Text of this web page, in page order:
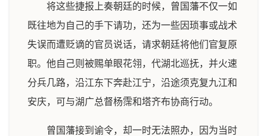
将这些捷报上奏朝廷的时候，曾国藩不仅一如
既往地为自己的手下请功，还为一些因琐事或战术
失误而遭贬谪的官员说话，请求朝廷将他们官复原
职。他自己则被赐单眼花翎，代湖北巡抚，并火速
分兵几路，沿江东下奔赴江宁，沿途须克复九江和
安庆，可与湖广总督杨霈和塔齐布协商行动。
曾国藩接到谕令，却一时无法照办，因为当时